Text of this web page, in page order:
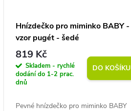
Hnízdečko pro miminko BABY -
vzor pugét - šedé
819 Kč
Skladem - rychlé
dodání do 1-2 prac.
dnů
DO KOŠÍKU
Pevné hnízdečko pro miminko BABY